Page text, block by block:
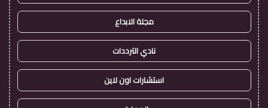
مجلة الابداع
نادي الترددات
استشارات اون لاين